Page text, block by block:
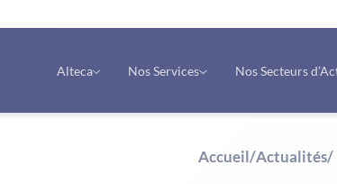
Alteca Nos Services Nos Secteurs
Accueil/Actualités/